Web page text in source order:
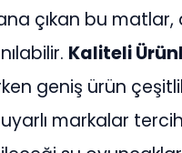
çıkan bu
Kaliteli
geniş ürün
markalar